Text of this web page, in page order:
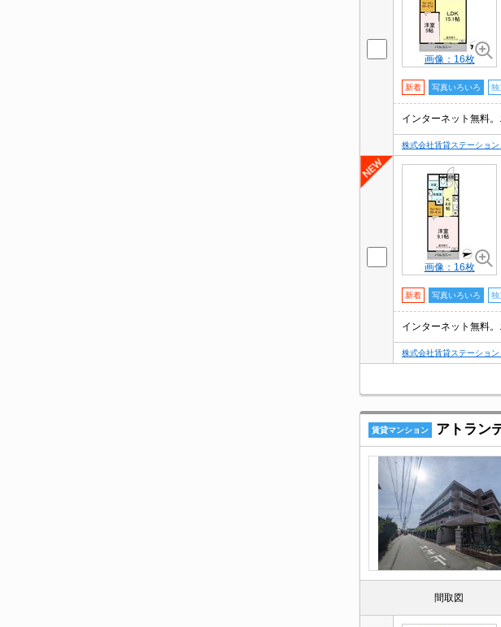
画像：16枚
新着 写真いろいろ 独
株式会社賃貸ステーショ
画像：16枚
新着 写真いろいろ 独
株式会社賃貸ステーショ
賃貸マンション アトラン
間取図